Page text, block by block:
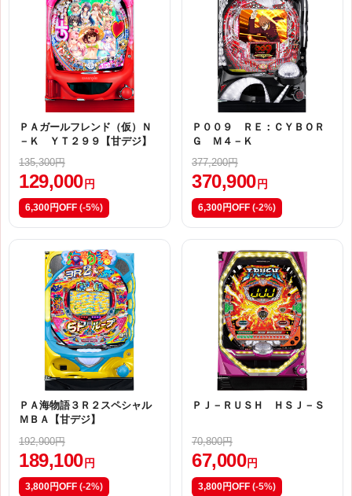
ＰＡガールフレンド（仮）Ｎ
－Ｋ ＹＴ２９９【甘デジ】
135,300円
129,000 円
6,300円OFF (-5%)
Ｐ００９ ＲＥ：ＣＹＢＯＲ
Ｇ Ｍ４－Ｋ
377,200円
370,900 円
6,300円OFF (-2%)
ＰＡ海物語３Ｒ２スペシャル
ＭＢＡ【甘デジ】
192,900円
189,100円
3,800円OFF (-2%)
ＰＪ－ＲＵＳＨ ＨＳＪ－Ｓ
70,800円
67,000円
3,800円OFF (-5%)